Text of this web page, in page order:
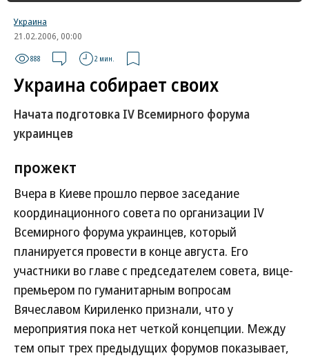
Украина
21.02.2006, 00:00
888 2 мин.
Украина собирает своих
Начата подготовка IV Всемирного форума
украинцев
прожект
Вчера в Киеве прошло первое заседание
координационного совета по организации IV
Всемирного форума украинцев, который
планируется провести в конце августа. Его
участники во главе с председателем совета, вице-
премьером по гуманитарным вопросам
Вячеславом Кириленко признали, что у
мероприятия пока нет четкой концепции. Между
тем опыт трех предыдущих форумов показывает,